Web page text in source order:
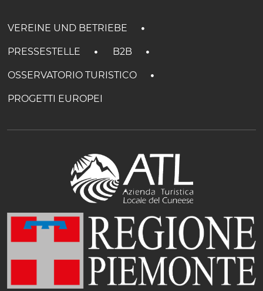
VEREINE UND BETRIEBE
PRESSESTELLE B2B
OSSERVATORIO TURISTICO
PROGETTI EUROPEI